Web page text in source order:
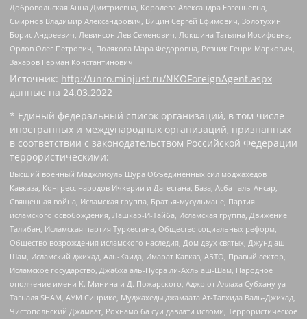
Добровольская Анна Дмитриевна, Королева Александра Евгеньевна,
Смирнов Владимир Александрович, Вицин Сергей Ефимович, Золотухин
Борис Андреевич, Левинсон Лев Семенович, Локшина Татьяна Иосифовна,
Орлов Олег Петрович, Полякова Мара Федоровна, Резник Генри Маркович,
Захаров Герман Константинович
Источник: http://unro.minjust.ru/NKOForeignAgent.aspx
данные на 24.03.2022
* Единый федеральный список организаций, в том числе
иностранных и международных организаций, признанных
в соответствии с законодательством Российской Федерации
террористическими:
Высший военный Маджлисуль Шура Объединенных сил моджахедов
Кавказа, Конгресс народов Ичкерии и Дагестана, База, Асбат аль-Ансар,
Священная война, Исламская группа, Братья-мусульмане, Партия
исламского освобождения, Лашкар-И-Тайба, Исламская группа, Движение
Талибан, Исламская партия Туркестана, Общество социальных реформ,
Общество возрождения исламского наследия, Дом двух святых, Джунд аш-
Шам, Исламский джихад, Аль-Каида, Имарат Кавказ, АБТО, Правый сектор,
Исламское государство, Джабха аль-Нусра ли-Ахль аш-Шам, Народное
ополчение имени К. Минина и Д. Пожарского, Аджр от Аллаха Субхану уа
Тагьаля SHAM, АУМ Синрике, Муджахеды джамаата Ат-Тавхида Валь-Джихад,
Чистопольский Джамаат, Рохнамо ба суи давлати исломи, Террористическое